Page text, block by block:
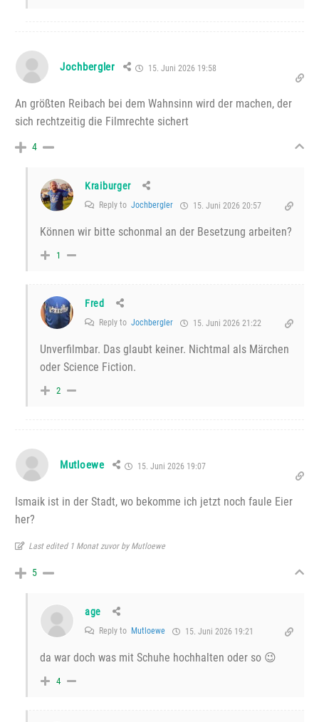
Jochbergler 15. Juni 2026 19:58
An größten Reibach bei dem Wahnsinn wird der machen, der
sich rechtzeitig die Filmrechte sichert
4
Kraiburger
Reply to Jochbergler 15. Juni 2026 20:57
Können wir bitte schonmal an der Besetzung arbeiten?
1
Fred
Reply to Jochbergler 15. Juni 2026 21:22
Unverfilmbar. Das glaubt keiner. Nichtmal als Märchen
oder Science Fiction.
2
Mutloewe 15. Juni 2026 19:07
Ismaik ist in der Stadt, wo bekomme ich jetzt noch faule Eier
her?
Last edited 1 Monat zuvor by Mutloewe
5
age
Reply to Mutloewe 15. Juni 2026 19:21
da war doch was mit Schuhe hochhalten oder so 😉
4